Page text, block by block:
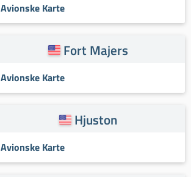
Avionske Karte
Fort Majers
Avionske Karte
Hjuston
Avionske Karte